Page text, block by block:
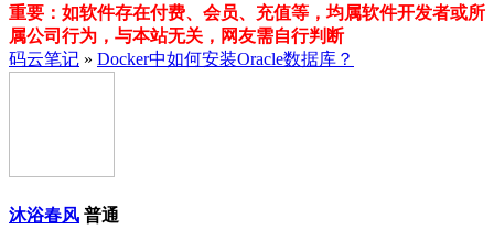
重要：如软件存在付费、会员、充值等，均属软件开发者或所
属公司行为，与本站无关，网友需自行判断
码云笔记 » Docker中如何安装Oracle数据库？
沐浴春风 普通